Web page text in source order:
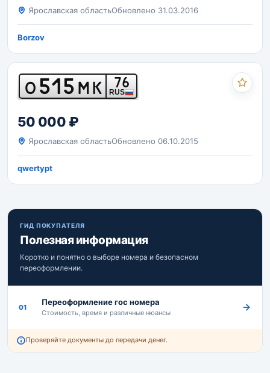
Ярославская областьОбновлено 31.03.2016
Borzov
О515МК 76
RUS
50 000 ₽
Ярославская областьОбновлено 06.10.2015
qwertypt
ГИД ПОКУПАТЕЛЯ
Полезная информация
Коротко и понятно о выборе номера и безопасном
переоформлении.
01
Переоформление гос номера
Стоимость, время и различные нюансы
Проверяйте документы до передачи денег.